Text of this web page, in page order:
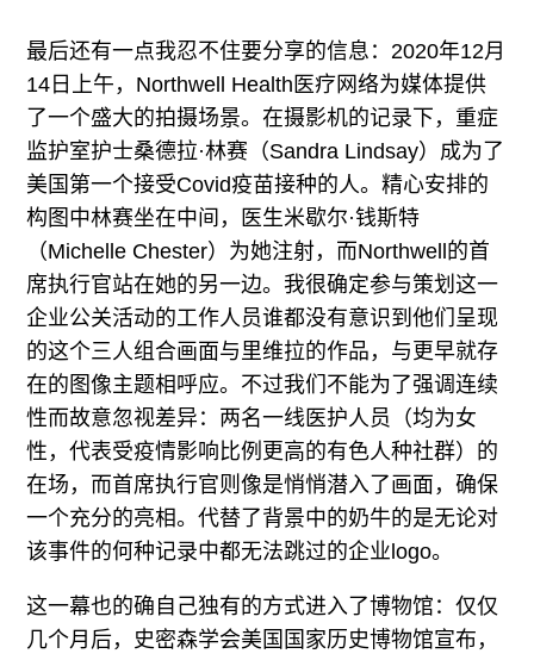
最后还有一点我忍不住要分享的信息：2020年12月
14日上午，Northwell Health医疗网络为媒体提供
了一个盛大的拍摄场景。在摄影机的记录下，重症
监护室护士桑德拉·林赛（Sandra Lindsay）成为了
美国第一个接受Covid疫苗接种的人。精心安排的
构图中林赛坐在中间，医生米歇尔·钱斯特
（Michelle Chester）为她注射，而Northwell的首
席执行官站在她的另一边。我很确定参与策划这一
企业公关活动的工作人员谁都没有意识到他们呈现
的这个三人组合画面与里维拉的作品，与更早就存
在的图像主题相呼应。不过我们不能为了强调连续
性而故意忽视差异：两名一线医护人员（均为女
性，代表受疫情影响比例更高的有色人种社群）的
在场，而首席执行官则像是悄悄潜入了画面，确保
一个充分的亮相。代替了背景中的奶牛的是无论对
该事件的何种记录中都无法跳过的企业logo。
这一幕也的确自己独有的方式进入了博物馆：仅仅
几个月后，史密森学会美国国家历史博物馆宣布，